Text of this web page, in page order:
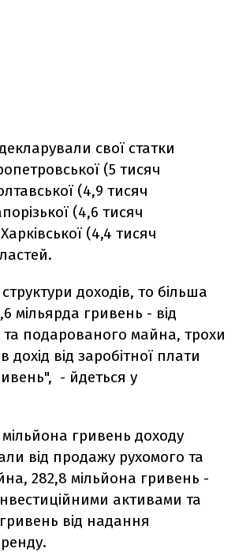
свої статки
(5 тисяч
(4,9 тисяч
(4,6 тисяч
(4,4 тисяч
доходів, то більша
мільярда гривень - від
подарованого майна, трохи
від заробітної плати
- йдеться у
мільйона гривень доходу
від продажу рухомого та
282,8 мільйона гривень -
активами та
від надання